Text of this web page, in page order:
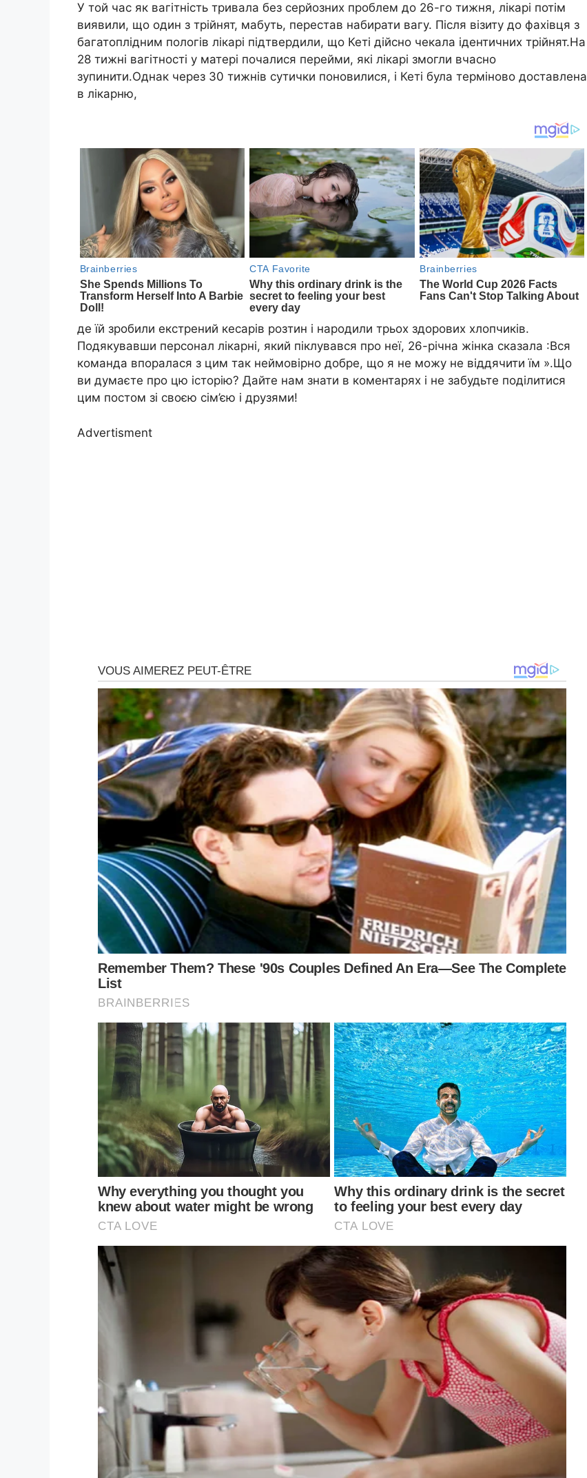
У той час як вагітність тривала без серйозних проблем до 26-го тижня, лікарі потім
виявили, що один з трійнят, мабуть, перестав набирати вагу. Після візиту до фахівця з
багатоплідним пологів лікарі підтвердили, що Кеті дійсно чекала ідентичних трійнят.На
28 тижні вагітності у матері почалися перейми, які лікарі змогли вчасно
зупинити.Однак через 30 тижнів сутички поновилися, і Кеті була терміново доставлена
​​в лікарню,
де їй зробили екстрений кесарів розтин і народили трьох здорових хлопчиків.
Подякувавши персонал лікарні, який піклувався про неї, 26-річна жінка сказала :Вся
команда впоралася з цим так неймовірно добре, що я не можу не віддячити їм ».Що
ви думаєте про цю історію? Дайте нам знати в коментарях і не забудьте поділитися
цим постом зі своєю сім’єю і друзями!
Advertisment